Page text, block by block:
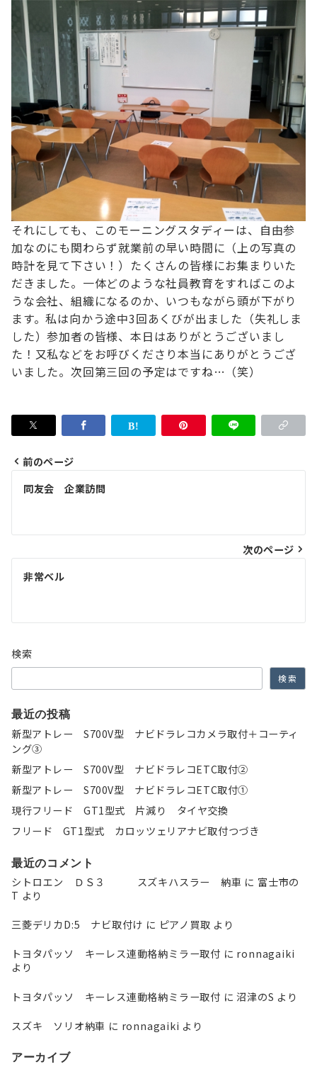
それにしても、このモーニングスタディーは、自由参
加なのにも関わらず就業前の早い時間に（上の写真の
時計を見て下さい！）たくさんの皆様にお集まりいた
だきました。 一体どのような社員教育をすればこのよ
うな会社、組織になるのか、いつもながら頭が下がり
ます。私は向かう途中3回あくびが出ました（失礼しま
した）参加者の皆様、本日はありがとうございまし
た！又私などをお呼びくださり本当にありがとうござ
いました。 次回第三回の予定はですね…（笑）
投
ビ
ゲ
シ
ョ
ン
前のページ
同友会 企業訪問
次のページ
非常ベル
検索
検索
最近の投稿
新型アトレー S700V型 ナビドラレコカメラ取付＋コーティ
ング③
新型アトレー S700V型 ナビドラレコETC取付②
新型アトレー S700V型 ナビドラレコETC取付①
現行フリード GT1型式 片減り タイヤ交換
フリード GT1型式 カロッツェリアナビ取付つづき
最近のコメント
シトロエン ＤＳ３ スズキハスラー 納車 に 富士市の
T より
三菱デリカD:5 ナビ取付け に ピアノ買取 より
トヨタパッソ キーレス連動格納ミラー取付 に ronnagaiki
より
トヨタパッソ キーレス連動格納ミラー取付 に沼津のS より
スズキ ソリオ納車 に ronnagaiki より
アーカイブ